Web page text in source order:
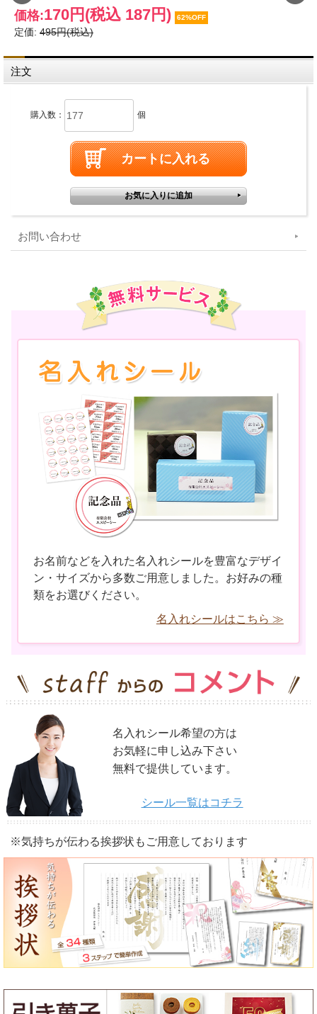
価格:170円 (税込 187円) 62%OFF
定価: 495円(税込)
注文
購入数： 個
お問い合わせ
お名前などを入れた名入れシールを豊富なデザイ
ン・サイズから多数ご用意しました。お好みの種
類をお選びください。
名入れシールはこちら ≫
名入れシール希望の方は
お気軽に申し込み下さい
無料で提供しています。
シール一覧はコチラ
※気持ちが伝わる挨拶状もご用意しております